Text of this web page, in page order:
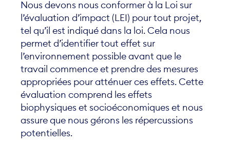
l’évaluation d’impact (LEI) pour tout projet,
tel qu’il est indiqué dans la loi. Cela nous
permet d’identifier tout effet sur
l’environnement possible avant que le
travail commence et prendre des mesures
appropriées pour atténuer ces effets. Cette
évaluation comprend les effets
biophysiques et socioéconomiques et nous
assure que nous gérons les répercussions
potentielles.